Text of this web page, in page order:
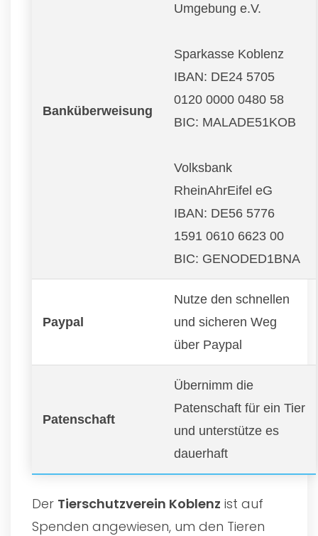
Banküberweisung
Umgebung e.V.
Sparkasse Koblenz
IBAN: DE24 5705
0120 0000 0480 58
BIC: MALADE51KOB
Volksbank
RheinAhrEifel eG
IBAN: DE56 5776
1591 0610 6623 00
BIC: GENODED1BNA
Paypal
Nutze den schnellen
und sicheren Weg
über Paypal
Patenschaft
Übernimm die
Patenschaft für ein Tier
und unterstütze es
dauerhaft
Der Tierschutzverein Koblenz ist auf
Spenden angewiesen, um den Tieren